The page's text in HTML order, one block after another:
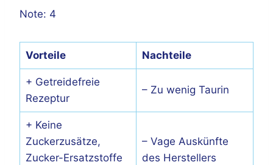
Note: 4
Vorteile Nachteile
+ Getreidefreie
Rezeptur
– Zu wenig Taurin
+ Keine
Zuckerzusätze,
Zucker-Ersatzstoffe
– Vage Auskünfte
des Herstellers